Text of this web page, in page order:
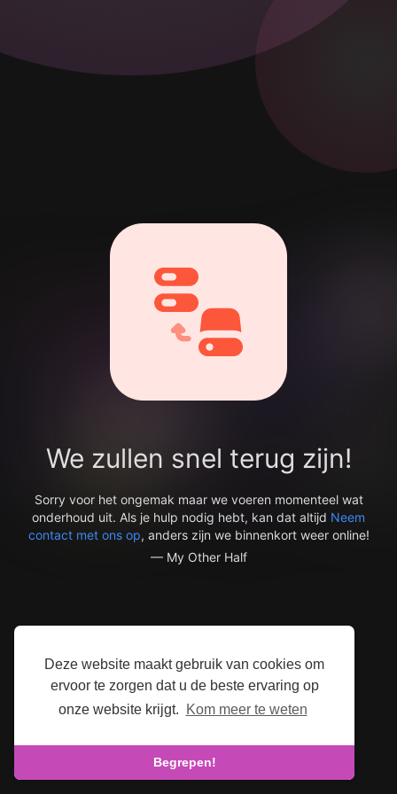
Deze website maakt gebruik van cookies om
ervoor te zorgen dat u de beste ervaring op
onze website krijgt.
Kom meer te weten
Begrepen!
We zullen snel terug zijn!
Sorry voor het ongemak maar we voeren momenteel wat
onderhoud uit. Als je hulp nodig hebt, kan dat altijd Neem
contact met ons op, anders zijn we binnenkort weer online!
— My Other Half